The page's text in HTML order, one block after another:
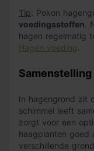
Tip: Pokon
voedingsstoffen .
hagen regelmatig
Hagen voeding
In hagengrond zit
schimmel leeft
zorgt voor een
haagplanten goed
verschillende